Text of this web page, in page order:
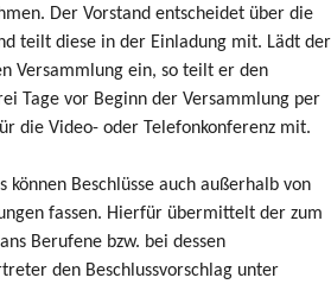
Der Vorstand entscheidet über die
teilt diese in der Einladung mit. Lädt der
Versammlung ein, so teilt er den
Tage vor Beginn der Versammlung per
die Video- oder Telefonkonferenz mit.
können Beschlüsse auch außerhalb von
fassen. Hierfür übermittelt der zum
Berufene bzw. bei dessen
den Beschlussvorschlag unter